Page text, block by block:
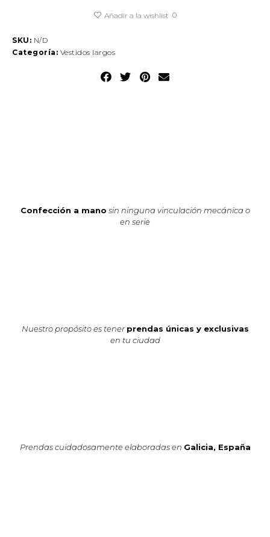
Añadir a la wishlist 0
SKU: N/D
Categoría: Vestidos largos
Confección a mano sin ninguna vinculación mecánica o
en serie
Nuestro propósito es tener prendas únicas y exclusivas
en tu ciudad
Prendas cuidadosamente elaboradas en Galicia, España